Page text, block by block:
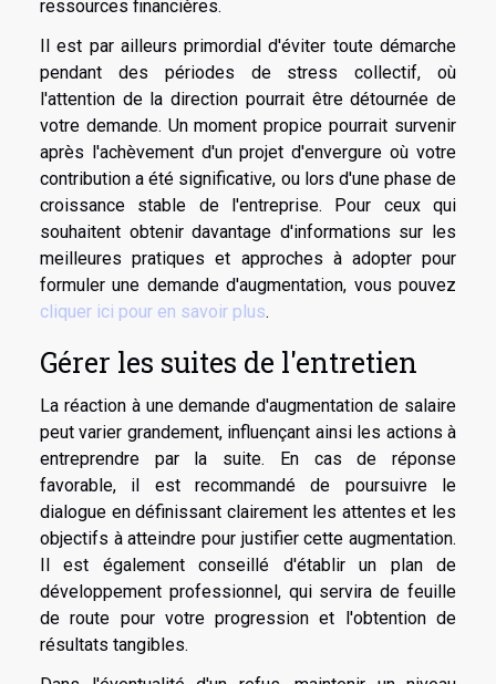
ressources financières.
Il est par ailleurs primordial d'éviter toute démarche
pendant des périodes de stress collectif, où
l'attention de la direction pourrait être détournée de
votre demande. Un moment propice pourrait survenir
après l'achèvement d'un projet d'envergure où votre
contribution a été significative, ou lors d'une phase de
croissance stable de l'entreprise. Pour ceux qui
souhaitent obtenir davantage d'informations sur les
meilleures pratiques et approches à adopter pour
formuler une demande d'augmentation, vous pouvez
cliquer ici pour en savoir plus.
Gérer les suites de l'entretien
La réaction à une demande d'augmentation de salaire
peut varier grandement, influençant ainsi les actions à
entreprendre par la suite. En cas de réponse
favorable, il est recommandé de poursuivre le
dialogue en définissant clairement les attentes et les
objectifs à atteindre pour justifier cette augmentation.
Il est également conseillé d'établir un plan de
développement professionnel, qui servira de feuille
de route pour votre progression et l'obtention de
résultats tangibles.